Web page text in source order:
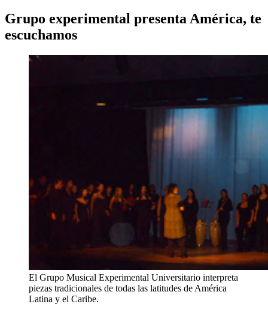
Grupo experimental presenta América, te
escuchamos
El Grupo Musical Experimental Universitario interpreta
piezas tradicionales de todas las latitudes de América
Latina y el Caribe.